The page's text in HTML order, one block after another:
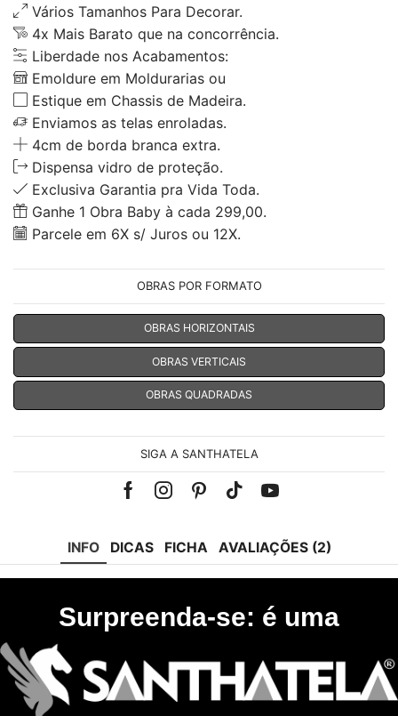
Vários Tamanhos Para Decorar.
4x Mais Barato que na concorrência.
Liberdade nos Acabamentos:
Emoldure em Moldurarias ou
Estique em Chassis de Madeira.
Enviamos as telas enroladas.
4cm de borda branca extra.
Dispensa vidro de proteção.
Exclusiva Garantia pra Vida Toda.
Ganhe 1 Obra Baby à cada 299,00.
Parcele em 6X s/ Juros ou 12X.
OBRAS POR FORMATO
OBRAS HORIZONTAIS
OBRAS VERTICAIS
OBRAS QUADRADAS
SIGA A SANTHATELA
FacebookInstagramPinterest
Tik-Youtube
INFO DICAS FICHA AVALIAÇÕES (2)
Surpreenda-se: é uma